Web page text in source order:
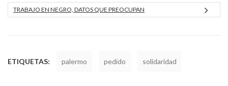
TRABAJO EN NEGRO, DATOS QUE PREOCUPAN
ETIQUETAS: palermo pedido solidaridad